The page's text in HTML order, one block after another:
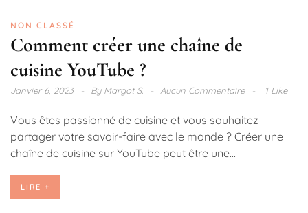
NON CLASSÉ
Comment créer une chaîne de
cuisine YouTube ?
Janvier 6, 2023 ByMargot S. Aucun Commentaire 1 Like
Vous êtes passionné de cuisine et vous souhaitez
partager votre savoir-faire avec le monde ? Créer une
chaîne de cuisine sur YouTube peut être une...
LIRE +